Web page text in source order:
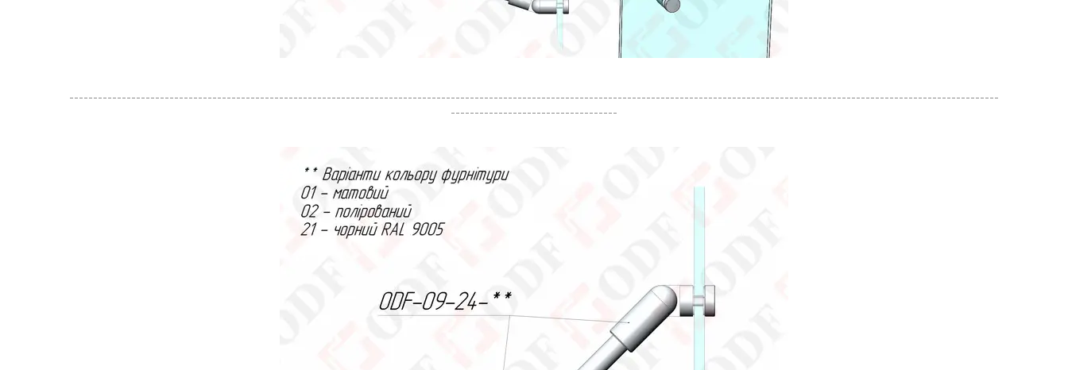
---------------------------------------------------------------------------------------------------------------------------------------------------------------------------------------------------
-----------------------------------